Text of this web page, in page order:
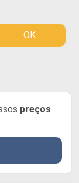
OK
preços